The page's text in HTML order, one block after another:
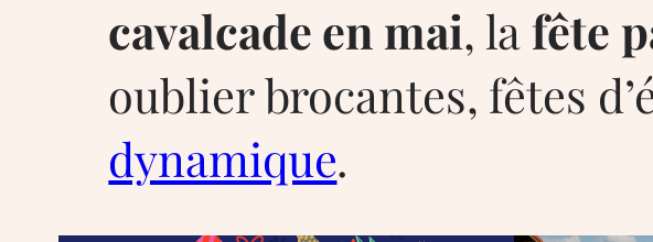
cavalcade en mai, la fête
oublier brocantes, fêtes
dynamique.